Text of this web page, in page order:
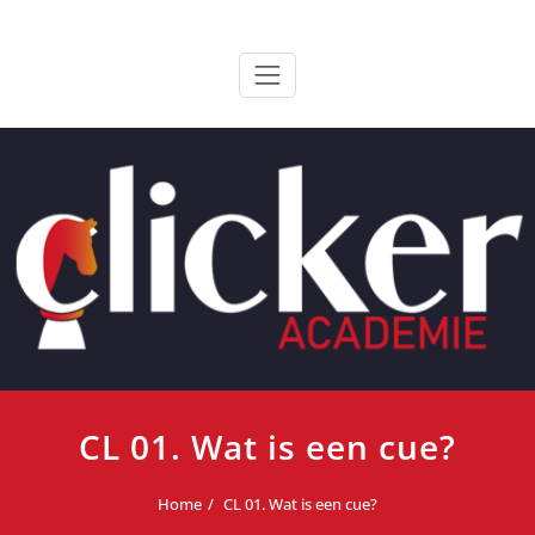
ClickerAcademie
CL 01. Wat is een cue?
Home CL 01. Wat is een cue?